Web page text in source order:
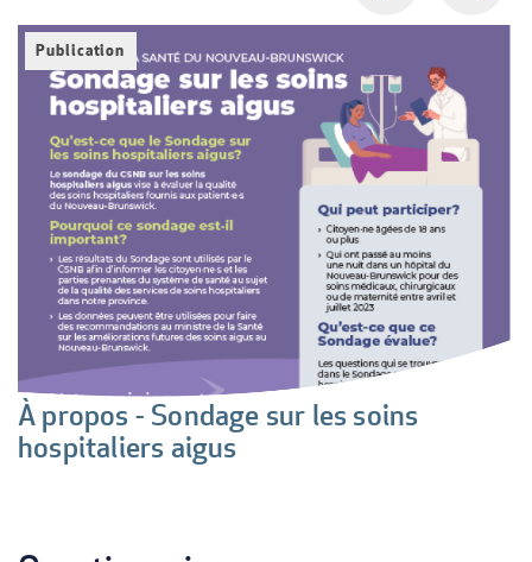
Previous Next
Publication
À propos - Sondage sur les soins
hospitaliers aigus